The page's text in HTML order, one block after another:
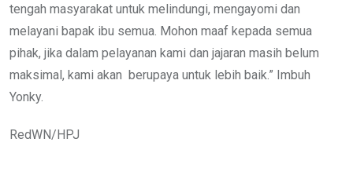
tengah masyarakat untuk melindungi, mengayomi dan
melayani bapak ibu semua. Mohon maaf kepada semua
pihak, jika dalam pelayanan kami dan jajaran masih belum
maksimal, kami akan berupaya untuk lebih baik.” Imbuh
Yonky.
RedWN/HPJ